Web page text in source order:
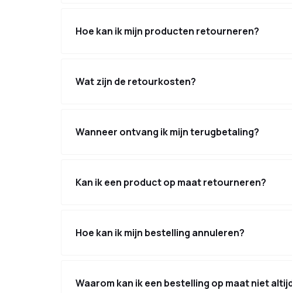
Hoe kan ik mijn producten retourneren?
Wat zijn de retourkosten?
Wanneer ontvang ik mijn terugbetaling?
Kan ik een product op maat retourneren?
Hoe kan ik mijn bestelling annuleren?
Waarom kan ik een bestelling op maat niet